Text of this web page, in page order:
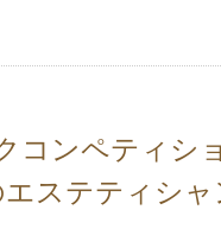
コンペティシ
ステティシ